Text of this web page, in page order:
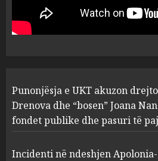
1
“bosen”
abuzim
pasuri të
2
Apolonia-
procedim
MARCH 27, 2025
Punonjësja e UKT akuzon
Drenova dhe “bosen” Joana
fondet publike dhe pasuri të
Incidenti në ndeshjen